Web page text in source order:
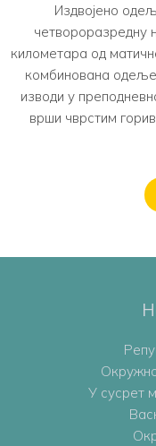
Издвојено
четвороразредну
километара од
комбинована
изводи у
врши чврстим
У сусрет